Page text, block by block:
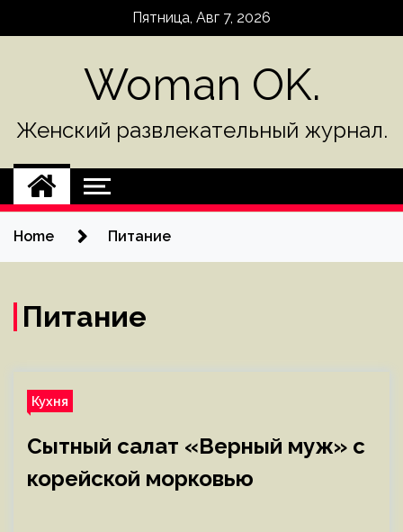
Пятница, Авг 7, 2026
Woman OK.
Женский развлекательный журнал.
Home Питание
Питание
Кухня
Сытный салат «Верный муж» с
корейской морковью